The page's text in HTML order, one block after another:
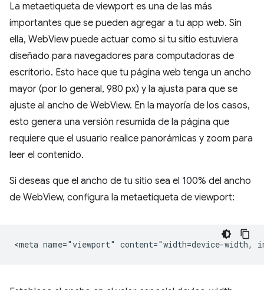
La metaetiqueta de viewport es una de las más
importantes que se pueden agregar a tu app web. Sin
ella, WebView puede actuar como si tu sitio estuviera
diseñado para navegadores para computadoras de
escritorio. Esto hace que tu página web tenga un ancho
mayor (por lo general, 980 px) y la ajusta para que se
ajuste al ancho de WebView. En la mayoría de los casos,
esto genera una versión resumida de la página que
requiere que el usuario realice panorámicas y zoom para
leer el contenido.
Si deseas que el ancho de tu sitio sea el 100% del ancho
de WebView, configura la metaetiqueta de viewport: